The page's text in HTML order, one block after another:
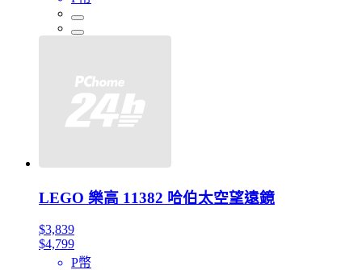
LEGO 樂高 11382 哈伯太空望遠鏡
$3,839
$4,799
P幣